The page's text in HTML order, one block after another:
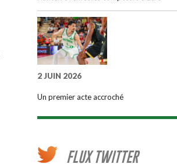
2 JUIN 2026
Un premier acte accroché
FLUX TWITTER